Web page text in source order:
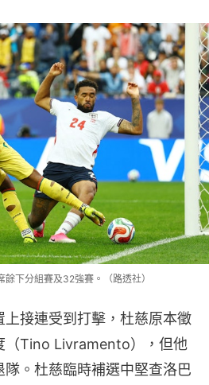
下分組賽及32強賽。（路透社）
接連受到打擊，杜慈原本徵
（Tino Livramento），但他
。杜慈臨時補選中堅查洛巴